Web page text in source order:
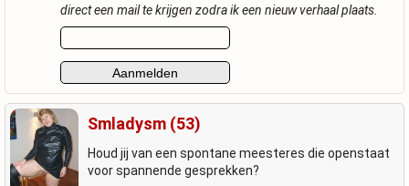
direct een mail te krijgen zodra ik een nieuw verhaal plaats.
Smladysm (53)
Houd jij van een spontane meesteres die openstaat
voor spannende gesprekken?